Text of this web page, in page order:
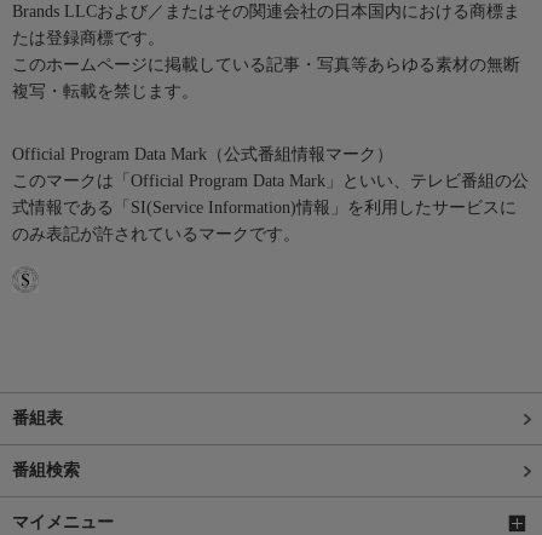
Brands LLCおよび／またはその関連会社の日本国内における商標ま
たは登録商標です。
このホームページに掲載している記事・写真等あらゆる素材の無断
複写・転載を禁じます。
Official Program Data Mark（公式番組情報マーク）
このマークは「Official Program Data Mark」といい、テレビ番組の公
式情報である「SI(Service Information)情報」を利用したサービスに
のみ表記が許されているマークです。
番組表
番組検索
マイメニュー